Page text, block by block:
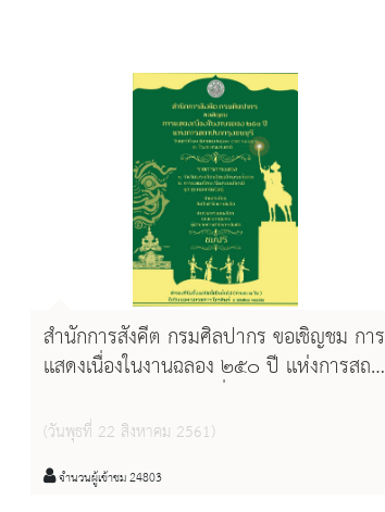
สำนักการสังคีต กรมศิลปากร ขอเชิญชม การ
เเสดงเนื่องในงานฉลอง ๒๕๐ ปี เเห่งการสถา
๒๕๖๑ เวลา ๑๔.๐๐ น. ณ โรงละครเเห่งชาติ
(วันพุธที่ 22 สิงหาคม 2561)
จำนวนผู้เข้าชม 24803